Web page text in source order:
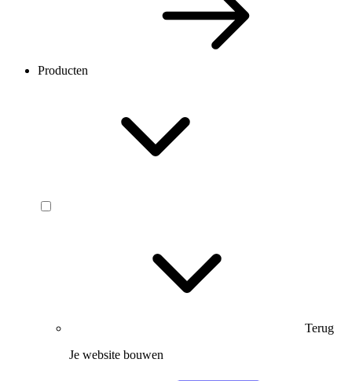
Producten
Terug
Je website bouwen